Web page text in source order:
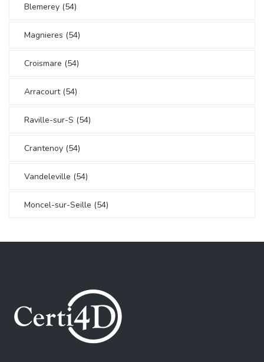
Blemerey (54)
Magnieres (54)
Croismare (54)
Arracourt (54)
Raville-sur-S (54)
Crantenoy (54)
Vandeleville (54)
Moncel-sur-Seille (54)